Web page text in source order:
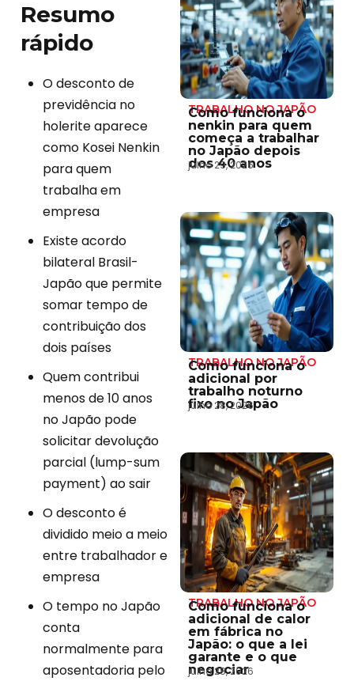
Resumo
rápido
O desconto de
previdência no
holerite aparece
como Kosei Nenkin
para quem
trabalha em
empresa
Existe acordo
bilateral Brasil-
Japão que permite
somar tempo de
contribuição dos
dois países
Quem contribui
menos de 10 anos
no Japão pode
solicitar devolução
parcial (lump-sum
payment) ao sair
O desconto é
dividido meio a meio
entre trabalhador e
empresa
O tempo no Japão
conta
normalmente para
aposentadoria pelo
TRABALHO NO JAPÃO
Como funciona o
nenkin para quem
começa a trabalhar
no Japão depois
dos 40 anos
julho 29, 2026
TRABALHO NO JAPÃO
Como funciona o
adicional por
trabalho noturno
fixo no Japão
julho 28, 2026
TRABALHO NO JAPÃO
Como funciona o
adicional de calor
em fábrica no
Japão: o que a lei
garante e o que
negociar
julho 28, 2026